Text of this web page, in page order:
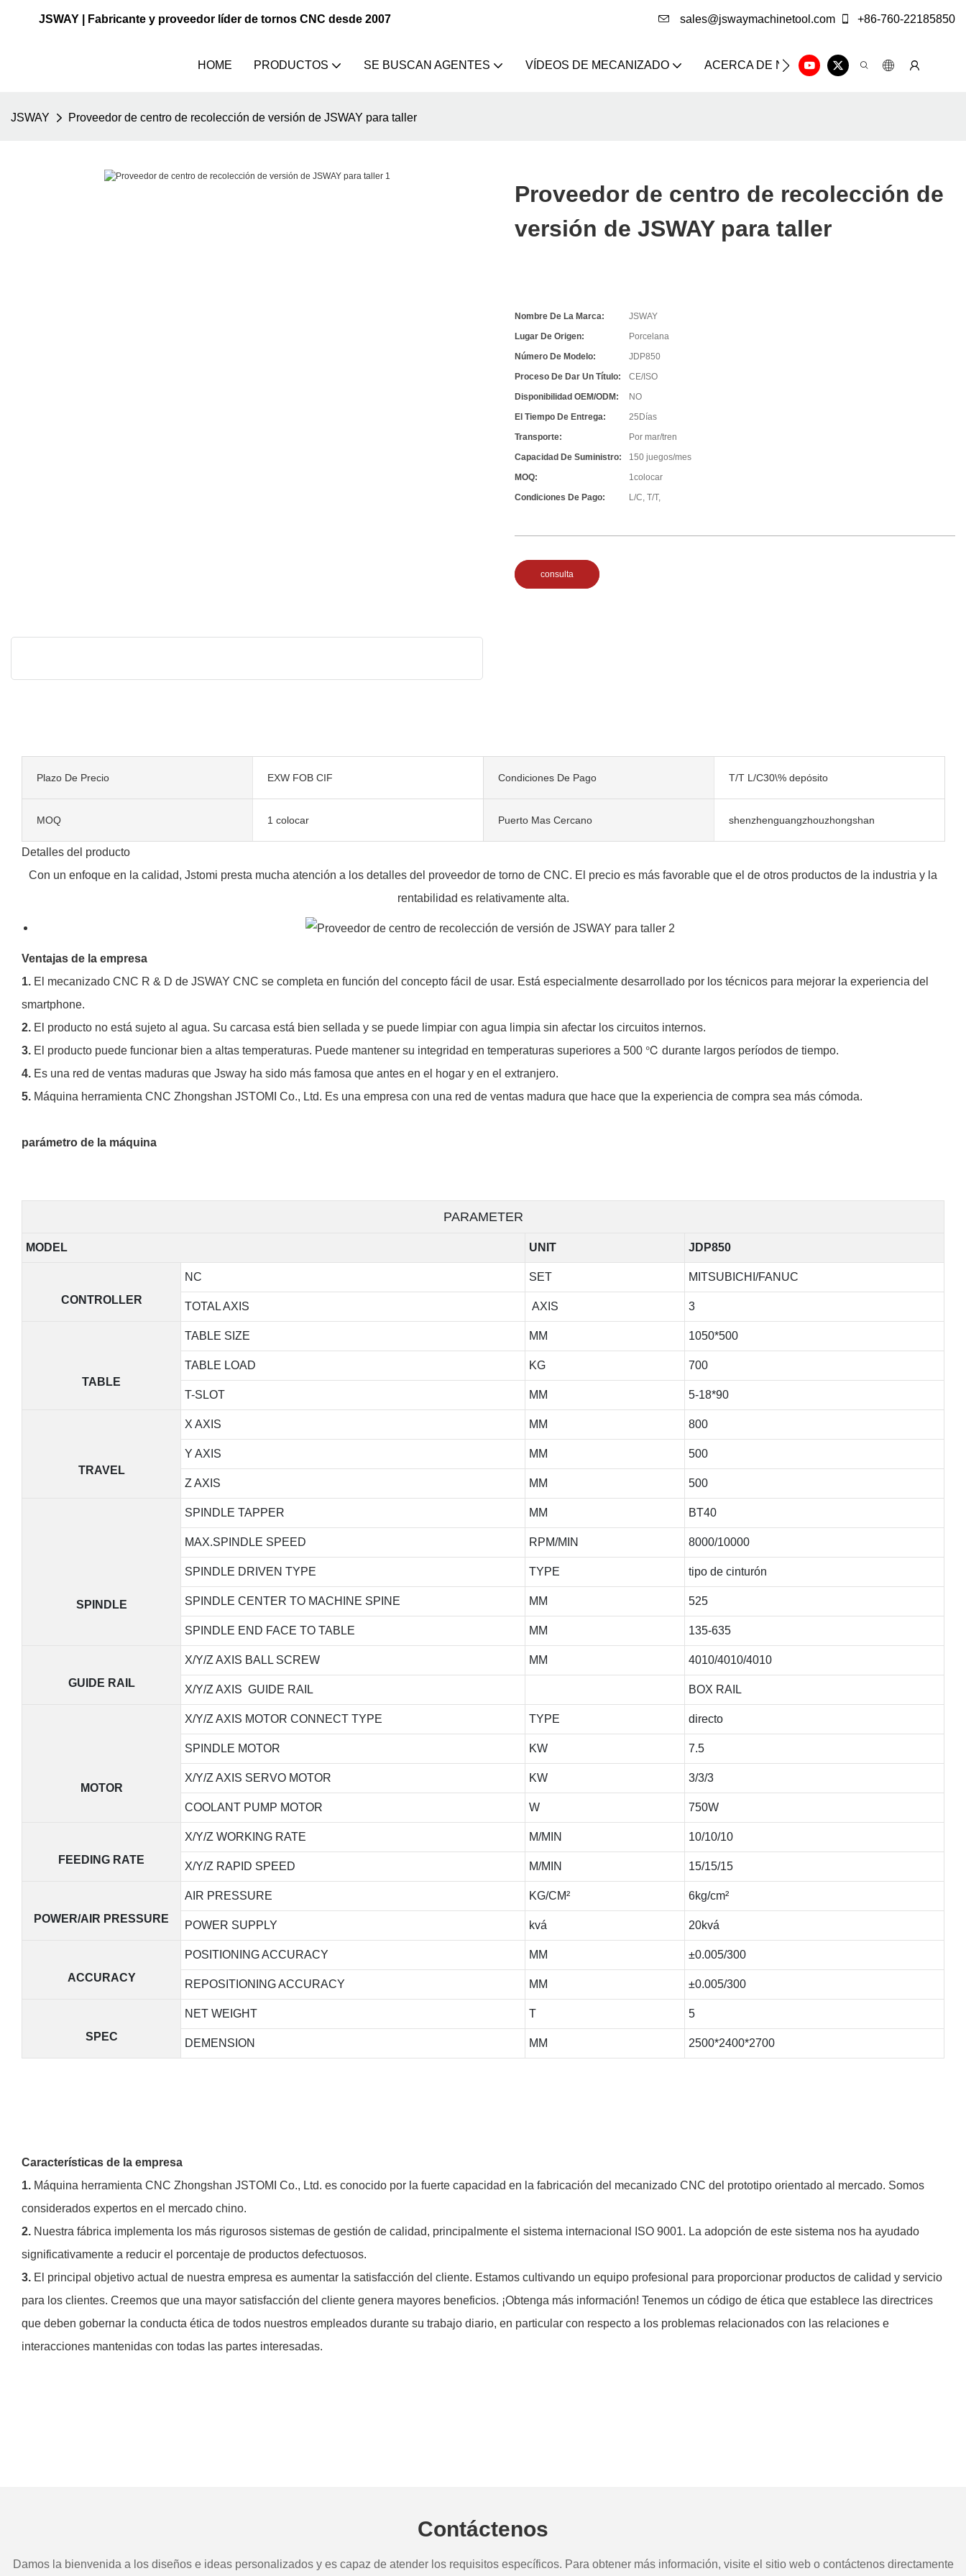
JSWAY | Fabricante y proveedor líder de tornos CNC desde 2007 sales@jswaymachinetool.com +86-760-22185850
HOME PRODUCTOS SE BUSCAN AGENTES VÍDEOS DE MECANIZADO ACERCA DE NOSOTROS SOLUCIÓN
JSWAY Proveedor de centro de recolección de versión de JSWAY para taller
Proveedor de centro de recolección de
versión de JSWAY para taller
Nombre De La Marca:
JSWAY
Lugar De Origen:
Porcelana
Número De Modelo:
JDP850
Proceso De Dar Un Título:
CE/ISO
Disponibilidad OEM/ODM:
NO
El Tiempo De Entrega:
25Días
Transporte:
Por mar/tren
Capacidad De Suministro:
150 juegos/mes
MOQ:
1colocar
Condiciones De Pago:
L/C, T/T,
consulta
Plazo De Precio EXW FOB CIF Condiciones De Pago T/T L/C30\% depósito
MOQ 1 colocar Puerto Mas Cercano shenzhenguangzhouzhongshan
Detalles del producto
Con un enfoque en la calidad, Jstomi presta mucha atención a los detalles del proveedor de torno de CNC. El precio es más favorable que el de otros productos de la industria y la
rentabilidad es relativamente alta.
Ventajas de la empresa
1. El mecanizado CNC R & D de JSWAY CNC se completa en función del concepto fácil de usar. Está especialmente desarrollado por los técnicos para mejorar la experiencia del
smartphone.
2. El producto no está sujeto al agua. Su carcasa está bien sellada y se puede limpiar con agua limpia sin afectar los circuitos internos.
3. El producto puede funcionar bien a altas temperaturas. Puede mantener su integridad en temperaturas superiores a 500 ℃ durante largos períodos de tiempo.
4. Es una red de ventas maduras que Jsway ha sido más famosa que antes en el hogar y en el extranjero.
5. Máquina herramienta CNC Zhongshan JSTOMI Co., Ltd. Es una empresa con una red de ventas madura que hace que la experiencia de compra sea más cómoda.
parámetro de la máquina
PARAMETER
MODEL UNIT JDP850
CONTROLLER
NC SET MITSUBICHI/FANUC
TOTAL AXIS AXIS 3
TABLE
TABLE SIZE MM 1050*500
TABLE LOAD KG 700
T-SLOT MM 5-18*90
TRAVEL
X AXIS MM 800
Y AXIS MM 500
Z AXIS MM 500
SPINDLE
SPINDLE TAPPER MM BT40
MAX.SPINDLE SPEED RPM/MIN 8000/10000
SPINDLE DRIVEN TYPE TYPE tipo de cinturón
SPINDLE CENTER TO MACHINE SPINE MM 525
SPINDLE END FACE TO TABLE MM 135-635
GUIDE RAIL
X/Y/Z AXIS BALL SCREW MM 4010/4010/4010
X/Y/Z AXIS GUIDE RAIL BOX RAIL
MOTOR
X/Y/Z AXIS MOTOR CONNECT TYPE TYPE directo
SPINDLE MOTOR KW 7.5
X/Y/Z AXIS SERVO MOTOR KW 3/3/3
COOLANT PUMP MOTOR W 750W
FEEDING RATE
X/Y/Z WORKING RATE M/MIN 10/10/10
X/Y/Z RAPID SPEED M/MIN 15/15/15
POWER/AIR PRESSURE
AIR PRESSURE KG/CM² 6kg/cm²
POWER SUPPLY kvá 20kvá
ACCURACY
POSITIONING ACCURACY MM ±0.005/300
REPOSITIONING ACCURACY MM ±0.005/300
SPEC
NET WEIGHT T 5
DEMENSION MM 2500*2400*2700
Características de la empresa
1. Máquina herramienta CNC Zhongshan JSTOMI Co., Ltd. es conocido por la fuerte capacidad en la fabricación del mecanizado CNC del prototipo orientado al mercado. Somos
considerados expertos en el mercado chino.
2. Nuestra fábrica implementa los más rigurosos sistemas de gestión de calidad, principalmente el sistema internacional ISO 9001. La adopción de este sistema nos ha ayudado
significativamente a reducir el porcentaje de productos defectuosos.
3. El principal objetivo actual de nuestra empresa es aumentar la satisfacción del cliente. Estamos cultivando un equipo profesional para proporcionar productos de calidad y servicio
para los clientes. Creemos que una mayor satisfacción del cliente genera mayores beneficios. ¡Obtenga más información! Tenemos un código de ética que establece las directrices
que deben gobernar la conducta ética de todos nuestros empleados durante su trabajo diario, en particular con respecto a los problemas relacionados con las relaciones e
interacciones mantenidas con todas las partes interesadas.
Contáctenos
Damos la bienvenida a los diseños e ideas personalizados y es capaz de atender los requisitos específicos. Para obtener más información, visite el sitio web o contáctenos directamente